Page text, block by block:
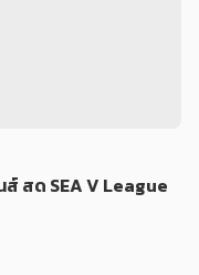
สด SEA V League